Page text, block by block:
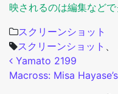
映されるのは編集など
スクリーンショット
スクリーンショット 、
投稿ナビゲ
Yamato 2199
Macross: Misa